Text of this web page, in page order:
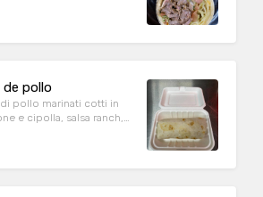
pollo
pollo marinati cotti in
e cipolla, salsa ranch,